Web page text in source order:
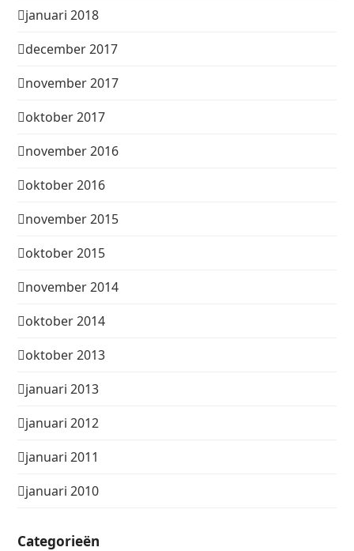
januari 2018
december 2017
november 2017
oktober 2017
november 2016
oktober 2016
november 2015
oktober 2015
november 2014
oktober 2014
oktober 2013
januari 2013
januari 2012
januari 2011
januari 2010
Categorieën